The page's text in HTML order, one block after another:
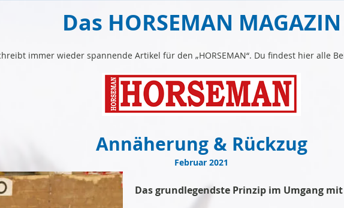
Das HORSEMAN MAGAZIN
immer wieder spannende Artikel für den „HORSEMAN“. Du findest hier alle
Annäherung & Rückzug
Februar 2021
Das grundlegendste Prinzip im Umgang